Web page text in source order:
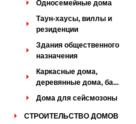
Односемейные дома
Таун-хаусы, виллы и
резиденции
Здания общественного
назначения
Каркасные дома,
деревянные дома, ба...
Дома для сейсмозоны
СТРОИТЕЛЬСТВО ДОМОВ